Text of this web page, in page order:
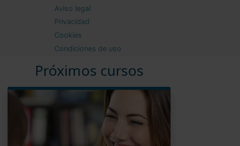
Próximos cursos
Aviso legal
Privacidad
Cookies
Condiciones de uso